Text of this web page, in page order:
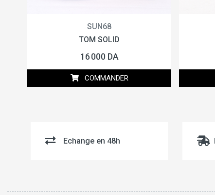
SUN68
TOM SOLID
16 000 DA
COMMANDER
Echange en 48h